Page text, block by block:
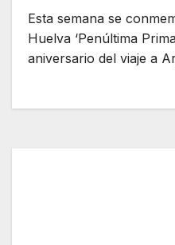
Esta semana se
Huelva ‘Penúltima
aniversario del viaje a